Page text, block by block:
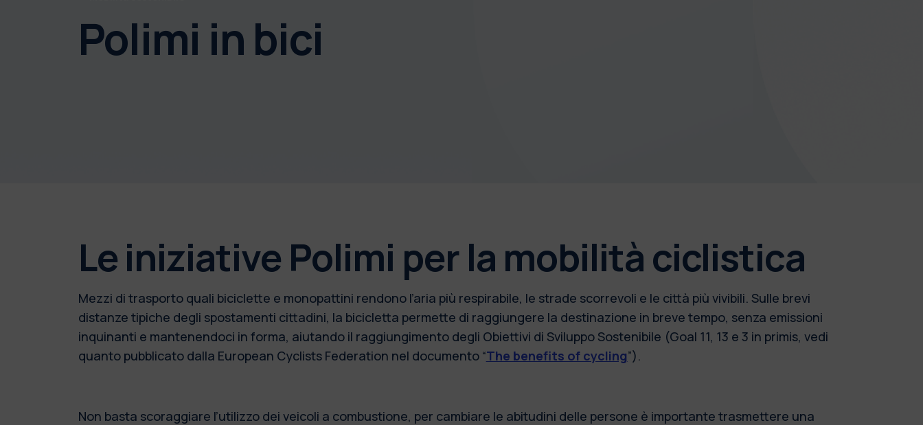
Polimi in bici
Le iniziative Polimi per la mobilità ciclistica
Mezzi di trasporto quali biciclette e monopattini rendono l’aria più respirabile, le strade scorrevoli e le città più vivibili. Sulle brevi
distanze tipiche degli spostamenti cittadini, la bicicletta permette di raggiungere la destinazione in breve tempo, senza emissioni
inquinanti e mantenendoci in forma, aiutando il raggiungimento degli Obiettivi di Sviluppo Sostenibile (Goal 11, 13 e 3 in primis, vedi
quanto pubblicato dalla European Cyclists Federation nel documento “The benefits of cycling”).
Non basta scoraggiare l’utilizzo dei veicoli a combustione, per cambiare le abitudini delle persone è importante trasmettere una